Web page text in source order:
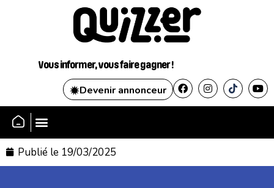
Vous informer, vous faire gagner !
Devenir annonceur
Publié le 19/03/2025